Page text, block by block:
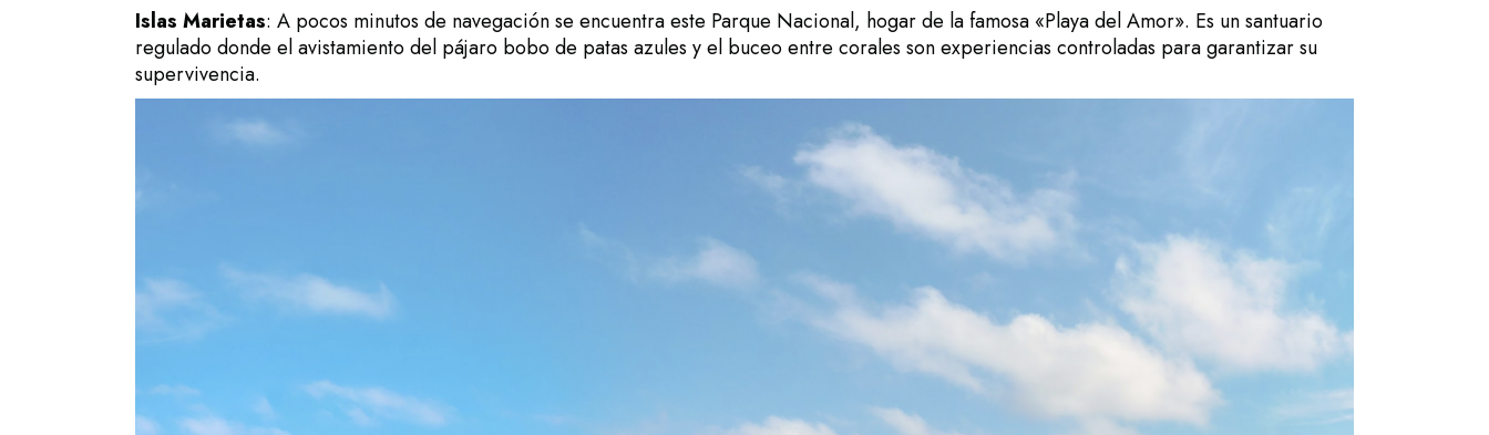
Islas Marietas: A pocos minutos de navegación se encuentra este Parque Nacional, hogar de la famosa «Playa del Amor». Es un santuario
regulado donde el avistamiento del pájaro bobo de patas azules y el buceo entre corales son experiencias controladas para garantizar su
supervivencia.